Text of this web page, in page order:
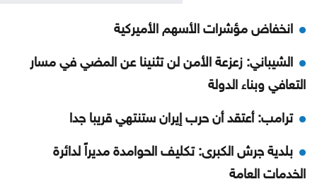
انخفاض مؤشرات الأسهم الأميركية
الشيباني: زعزعة الأمن لن تثنينا عن المضي في مسار
التعافي وبناء الدولة
ترامب: أعتقد أن حرب إيران ستنتهي قريبا جدا
بلدية جرش الكبرى: تكليف الحوامدة مديراً لدائرة
الخدمات العامة